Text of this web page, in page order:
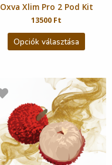
Oxva Xlim Pro 2 Pod Kit
13500 Ft
Opciók választása